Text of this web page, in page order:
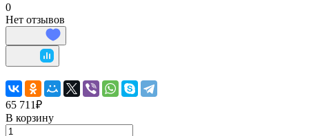
0
Нет отзывов
65 711₽
В корзину